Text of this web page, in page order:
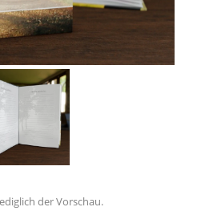
der Vorschau.